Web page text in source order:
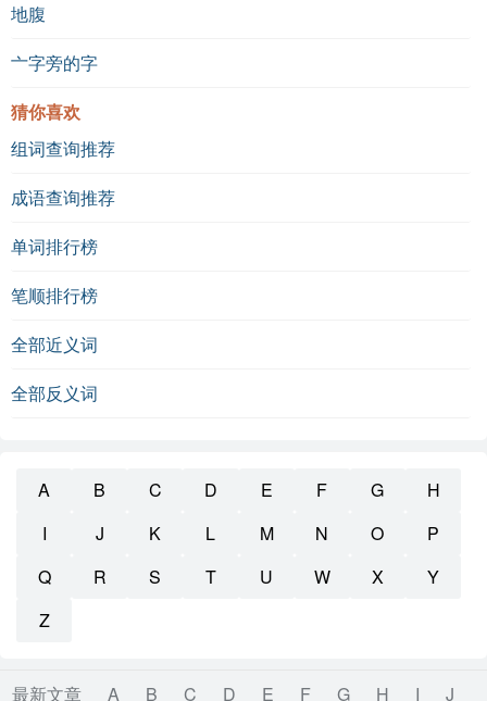
地腹
亠字旁的字
猜你喜欢
组词查询推荐
成语查询推荐
单词排行榜
笔顺排行榜
全部近义词
全部反义词
A B C D E F G
H
I
J K L M N O
P
Q
R S T U W X
Y
Z
最新文章 A B C D E F G H I J